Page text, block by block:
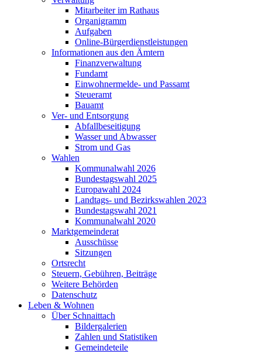
Mitarbeiter im Rathaus
Organigramm
Aufgaben
Online-Bürgerdienstleistungen
Informationen aus den Ämtern
Finanzverwaltung
Fundamt
Einwohnermelde- und Passamt
Steueramt
Bauamt
Ver- und Entsorgung
Abfallbeseitigung
Wasser und Abwasser
Strom und Gas
Wahlen
Kommunalwahl 2026
Bundestagswahl 2025
Europawahl 2024
Landtags- und Bezirkswahlen 2023
Bundestagswahl 2021
Kommunalwahl 2020
Marktgemeinderat
Ausschüsse
Sitzungen
Ortsrecht
Steuern, Gebühren, Beiträge
Weitere Behörden
Datenschutz
Leben & Wohnen
Über Schnaittach
Bildergalerien
Zahlen und Statistiken
Gemeindeteile